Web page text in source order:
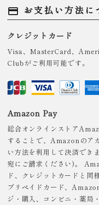
payment お支払い方法に
クレジットカード
Visa、MasterCard、
Clubがご利用可能です。
Amazon Pay
総合オンラインストア
することで、Amazonのア
い方法を利用して決済でき
宛にご請求ください)。
ド、クレジットカードと同
プリペイドカード、
ジ・購入、コンビニ・薬局